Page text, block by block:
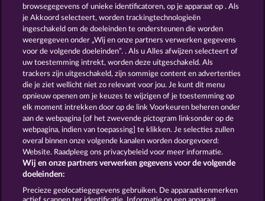
TOTAL ECLIPSE ROYAL SEVEN
Algemene voorwaarden Privacyverklaring
Colofon Bedrijf FAQ Woordenlijst
Partnerprogramma Facebook
Terugbetalingsverzoek indienen
browsegegevens of unieke identificatoren, op je apparaat op . Als
je Akkoord selecteert, worden trackingtechnologieën
ingeschakeld om de doeleinden te ondersteunen die worden
weergegeven onder „Wij en onze partners verwerken gegevens
voor de volgende doeleinden”. . Als u Alles afwijzen selecteert of
uw toestemming intrekt, worden deze uitgeschakeld. Als
trackers zijn uitgeschakeld, zijn sommige content en advertenties
die je ziet wellicht niet zo relevant voor jou. Je kunt dit menu
opnieuw openen om je keuzes te wijzigen of je toestemming op
elk moment intrekken door op de link Voorkeuren beheren onder
aan de webpagina [of het zwevende pictogram linksonder op de
webpagina, indien van toepassing] te klikken. Je selecties zullen
overal binnen onze volgende kanalen worden doorgevoerd:
Website. Raadpleeg ons privacybeleid voor meer informatie.
Wij en onze partners verwerken gegevens voor de volgende
doeleinden:
Precieze geolocatiegegevens gebruiken. De apparaatkenmerken